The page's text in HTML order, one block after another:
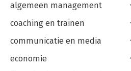
algemeen management
coaching en trainen
communicatie en media
economie